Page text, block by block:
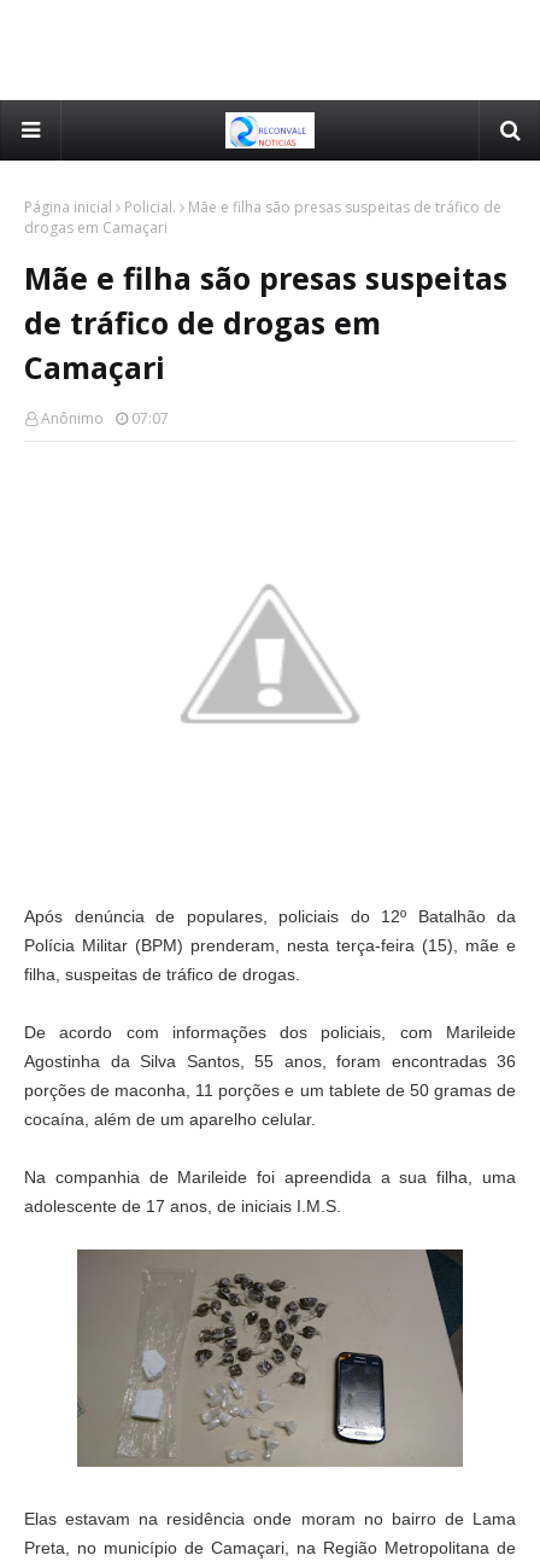
Página inicial Policial.
Mãe e filha são presas suspeitas de tráfico de
drogas em Camaçari
Mãe e filha são presas suspeitas
de tráfico de drogas em
Camaçari
Anônimo 07:07
Após denúncia de populares, policiais do 12º Batalhão da
Polícia Militar (BPM) prenderam, nesta terça-feira (15), mãe e
filha, suspeitas de tráfico de drogas.
De acordo com informações dos policiais, com Marileide
Agostinha da Silva Santos, 55 anos, foram encontradas 36
porções de maconha, 11 porções e um tablete de 50 gramas de
cocaína, além de um aparelho celular.
Na companhia de Marileide foi apreendida a sua filha, uma
adolescente de 17 anos, de iniciais I.M.S.
Elas estavam na residência onde moram no bairro de Lama
Preta, no município de Camaçari, na Região Metropolitana de